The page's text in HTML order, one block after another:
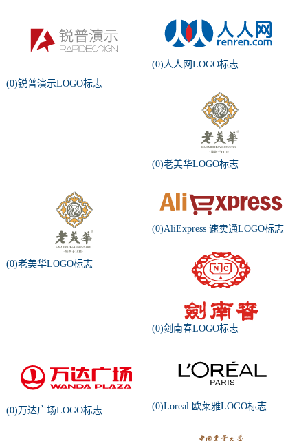
(0)锐普演示LOGO标志
(0)人人网LOGO标志
(0)老美华LOGO标志
(0)老美华LOGO标志
(0)AliExpress 速卖通LOGO标志
(0)剑南春LOGO标志
(0)万达广场LOGO标志 (0)Loreal 欧莱雅LOGO标志